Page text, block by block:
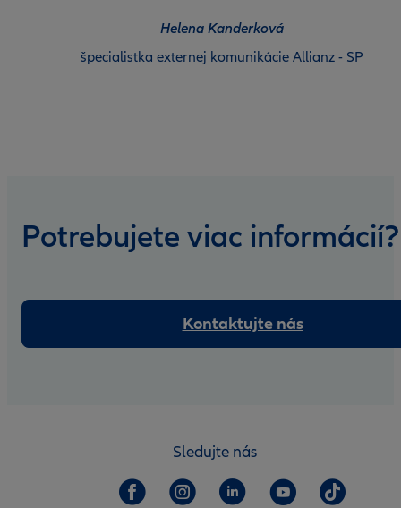
Helena Kanderková
špecialistka externej komunikácie Allianz - SP
Potrebujete viac informácií?
Kontaktujte nás
Sledujte nás